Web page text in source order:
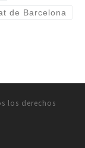
de Barcelona
los derechos